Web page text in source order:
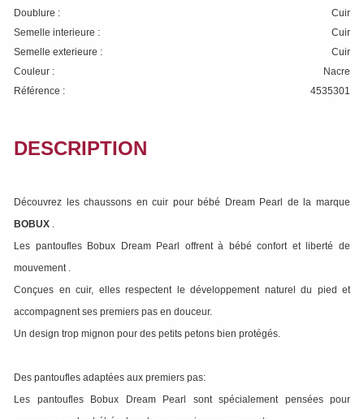
Doublure :
Cuir
Semelle interieure :
Cuir
Semelle exterieure :
Cuir
Couleur :
Nacre
Référence :
4535301
DESCRIPTION
Découvrez les chaussons en cuir pour bébé Dream Pearl de la marque
BOBUX .
Les pantoufles Bobux Dream Pearl offrent à bébé confort et liberté de
mouvement .
Conçues en cuir, elles respectent le développement naturel du pied et
accompagnent ses premiers pas en douceur.
Un design trop mignon pour des petits petons bien protégés.
Des pantoufles adaptées aux premiers pas:
Les pantoufles Bobux Dream Pearl sont spécialement pensées pour